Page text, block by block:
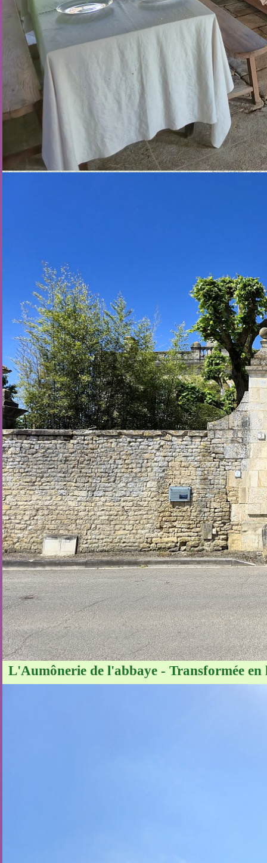
L'Aumônerie de l'abbaye - Transformée en